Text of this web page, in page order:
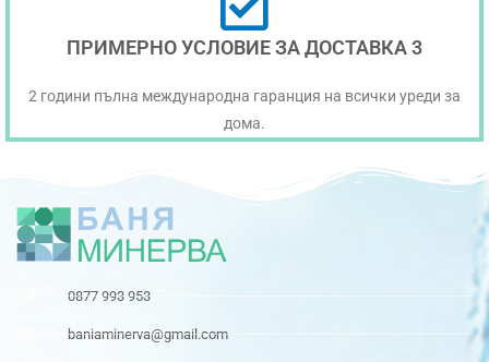
ПРИМЕРНО УСЛОВИЕ ЗА ДОСТАВКА 3
2 години пълна международна гаранция на всички уреди за
дома.
0877 993 953
baniaminerva@gmail.com